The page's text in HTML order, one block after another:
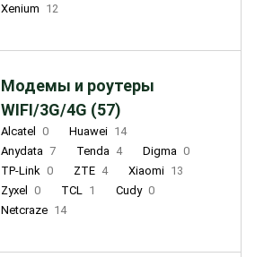
Xenium 12
Модемы и роутеры
WIFI/3G/4G (57)
Alcatel 0 Huawei 14
Anydata 7 Tenda 4 Digma 0
TP-Link 0 ZTE 4 Xiaomi 13
Zyxel
0 TCL 1 Cudy 0
Netcraze 14